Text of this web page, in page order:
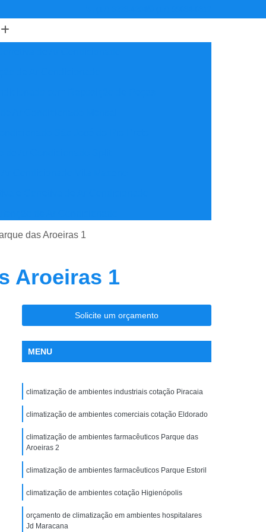
Ar Condicionado
Ar Condicionado
Limpeza de Dutos
de Ar Condicionado
São José do Rio Preto
Maceno
Industriais
Robotizada de Dutos de Ar Condicionado
Plano de Manutenção Operação e Controle
e Controle para Ar Condicionado
Ar Condicionado São José do Rio Preto
Pmoc de Ar Condicionado
de Manutenção Operação e Controle
das Aroeiras 1
Aroeiras 1
Solicite um orçamento
MENU
climatização de ambientes industriais cotação Piracaia
climatização de ambientes comerciais cotação Eldorado
climatização de ambientes farmacêuticos Parque das
Aroeiras 2
climatização de ambientes farmacêuticos Parque Estoril
climatização de ambientes cotação Higienópolis
orçamento de climatização em ambientes hospitalares
Jd Maracana